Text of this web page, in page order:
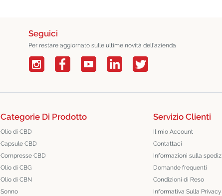
Seguici
Per restare aggiornato sulle ultime novità dell'azienda
Categorie Di Prodotto
Olio di CBD
Capsule CBD
Compresse CBD
Olio di CBG
Olio di CBN
Sonno
Servizio Clienti
Il mio Account
Contattaci
Informazioni sulla
Domande frequenti
Condizioni di Reso
Informativa Sulla Privacy